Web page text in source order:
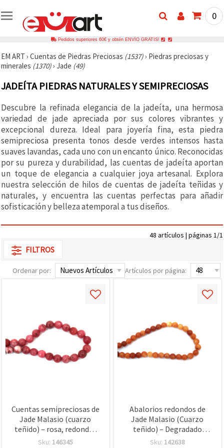
0
Pedidos superiores 60€ y obtén ENVÍO GRATIS!
EM ART › Cuentas de Piedras Preciosas (1537)› Piedras preciosas y
minerales (1370)› Jade (49)
JADEÍTA PIEDRAS NATURALES Y SEMIPRECIOSAS
Descubre la refinada elegancia de la jadeíta, una hermosa
variedad de jade apreciada por sus colores vibrantes y
excepcional dureza. Ideal para joyería fina, esta piedra
semipreciosa presenta tonos desde verdes intensos hasta
suaves lavandas, cada uno con un encanto único. Reconocidas
por su pureza y durabilidad, las cuentas de jadeíta aportan
un toque de elegancia a cualquier joya artesanal. Explora
nuestra selección de hilos de cuentas de jadeíta teñidas y
naturales, y encuentra las cuentas perfectas para añadir
sofisticación y belleza atemporal a tus diseños.
48 artículos | páginas 1/1
FILTROS
Ordenar por: Artículos por página:
Cuentas semipreciosas de
Jade Malasio (cuarzo
teñido) – rosa, redondas
facetadas de 12 mm; tira
Sku: 146345
Abalorios redondos de
Jade Malasio (Cuarzo
teñido) – Degradado
naranja-marrón, 8 mm,
Sku: 142638